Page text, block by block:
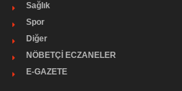
Sağlık
Spor
Diğer
NÖBETÇİ ECZANELER
E-GAZETE